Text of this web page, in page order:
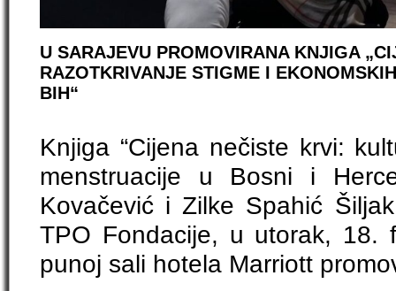
U SARAJEVU PROMOVIRANA KNJIGA
RAZOTKRIVANJE STIGME I
BIH“
Knjiga “Cijena nečiste krvi:
menstruacije u Bosni i
Kovačević i Zilke Spahić
TPO Fondacije, u utorak, 18.
punoj sali hotela Marriott